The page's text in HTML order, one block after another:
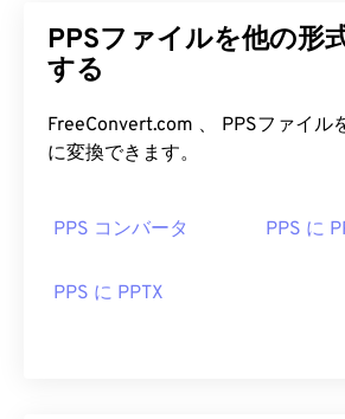
PPSファイルを他の形
する
FreeConvert.com 、 PPSファイルを次の他の形式
に変換できます。
PPS コンバータ PPS に
PPS に PPTX